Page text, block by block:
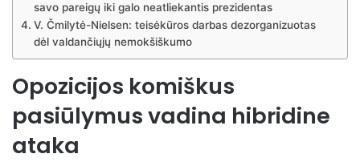
savo pareigų iki galo neatliekantis prezidentas
V. Čmilytė-Nielsen: teisėkūros darbas dezorganizuotas
dėl valdančiųjų nemokšiškumo
Opozicijos komiškus
pasiūlymus vadina hibridine
ataka